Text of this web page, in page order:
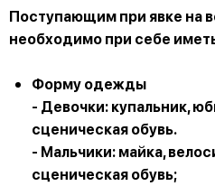
Поступающим при явке на
необходимо при себе
Форму одежды
- Девочки: купальник,
сценическая обувь.
- Мальчики: майка,
сценическая обувь;